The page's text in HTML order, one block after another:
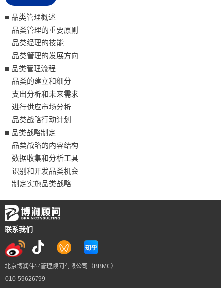
■ 品类管理概述
品类管理的重要原则
品类经理的技能
品类管理的发展方向
■ 品类管理流程
品类的建立和细分
支出分析和未来需求
进行供应市场分析
品类战略行动计划
■ 品类战略制定
品类战略的内容结构
数据收集和分析工具
识别和开发品类机会
制定实施品类战略
联系我们
北京博润伟业管理顾问有限公司（BBMC）
010-59626799